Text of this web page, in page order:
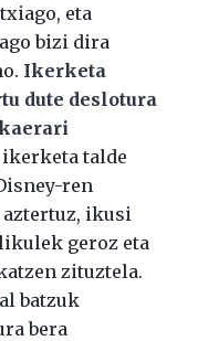
eta
bizi dira
Ikerketa
dute deslotura
ikerketa talde
ren
ikusi
geroz eta
zituztela.
batzuk
bera